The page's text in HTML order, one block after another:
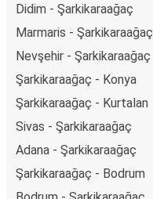
Didim - Şarkikaraağaç
Marmaris - Şarkikaraağaç
Nevşehir - Şarkikaraağaç
Şarkikaraağaç - Konya
Şarkikaraağaç - Kurtalan
Sivas - Şarkikaraağaç
Adana - Şarkikaraağaç
Şarkikaraağaç - Bodrum